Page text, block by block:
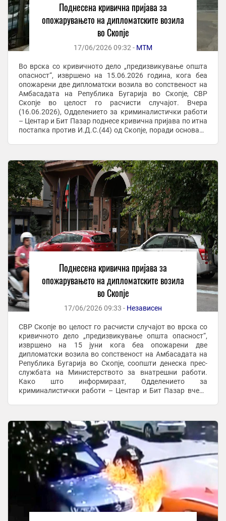
Поднесена кривична пријава за
опожарувањето на дипломатските возила
во Скопје
17/06/2026 09:32 - МТМ
Во врска со кривичното дело „предизвикување општа
опасност“, извршено на 15.06.2026 година, кога беа
опожарени две дипломатски возила во сопственост на
Амбасадата на Република Бугарија во Скопје, СВР
Скопје во целост го расчисти случајот. Вчера
(16.06.2026), Одделението за криминалистички работи
– Центар и Бит Пазар поднесе кривична пријава по итна
постапка против И.Д.С.(44) од Скопје, поради основано
Поднесена кривична пријава за
опожарувањето на дипломатските возила
во Скопје
17/06/2026 09:33 - Независен
СВР Скопје во целост го расчисти случајот во врска со
кривичното дело „предизвикување општа опасност“,
извршено на 15 јуни кога беа опожарени две
дипломатски возила во сопственост на Амбасадата на
Република Бугарија во Скопје, соопшти денеска прес-
службата на Министерството за внатрешни работи.
Како што информираат, Одделението за
криминалистички работи – Центар и Бит Пазар вчера